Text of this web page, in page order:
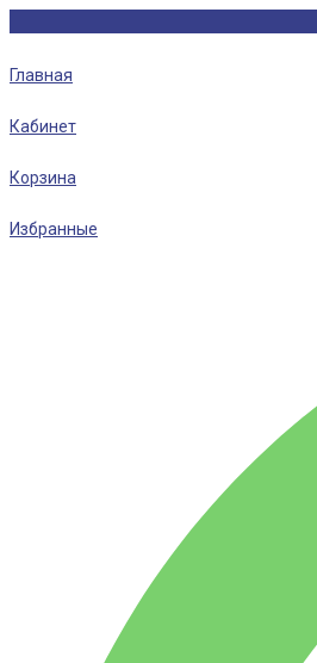
Главная
Кабинет
Корзина
Избранные